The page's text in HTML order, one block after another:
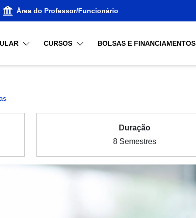
Área do Professor/Funcionário
CURSOS BOLSAS E FINANCIAMENTOS
Duração
8 Semestres